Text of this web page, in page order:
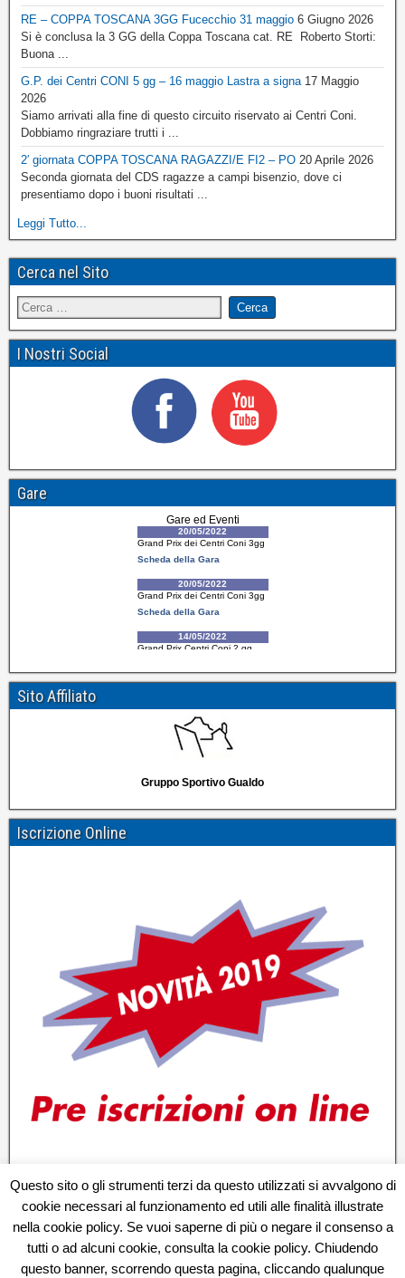
RE – COPPA TOSCANA 3GG Fucecchio 31 maggio 6 Giugno 2026
Si è conclusa la 3 GG della Coppa Toscana cat. RE Roberto Storti:
Buona ...
G.P. dei Centri CONI 5 gg – 16 maggio Lastra a signa 17 Maggio
2026
Siamo arrivati alla fine di questo circuito riservato ai Centri Coni.
Dobbiamo ringraziare trutti i ...
2′ giornata COPPA TOSCANA RAGAZZI/E FI2 – PO 20 Aprile 2026
Seconda giornata del CDS ragazze a campi bisenzio, dove ci
presentiamo dopo i buoni risultati ...
Leggi Tutto...
Cerca nel Sito
I Nostri Social
Gare
Sito Affiliato
Gruppo Sportivo Gualdo
Iscrizione Online
Questo sito o gli strumenti terzi da questo utilizzati si avvalgono di
cookie necessari al funzionamento ed utili alle finalità illustrate
nella cookie policy. Se vuoi saperne di più o negare il consenso a
tutti o ad alcuni cookie, consulta la cookie policy. Chiudendo
questo banner, scorrendo questa pagina, cliccando qualunque